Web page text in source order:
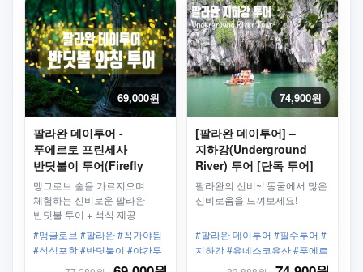
69,000원
팔라완 데이투어 -
푸에르토 프린세사
반딧불이 투어(Firefly
Watching), 석식포함
맹그로브 숲을 가르지으며
체험하는 신비로운 팔라완
반딧불 투어 + 석식 제공
#맹글로브 #팔라완 #꼭가야됨
#석식포함 #반딧불이 #야간투
74,900원
[팔라완 데이투어] –
지하강(Underground
River) 투어 [단독 투어]
팔라완의 신비~! 동굴에서 많은
신비로움을 느껴보세요!
#팔라완 데이투어 #필수투어 #
지하강 #유네스코유산 #푸에르
토 프린세사 #공항픽업가능